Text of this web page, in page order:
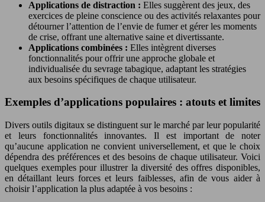
Applications de distraction : Elles suggèrent des jeux, des
exercices de pleine conscience ou des activités relaxantes pour
détourner l’attention de l’envie de fumer et gérer les moments
de crise, offrant une alternative saine et divertissante.
Applications combinées : Elles intègrent diverses
fonctionnalités pour offrir une approche globale et
individualisée du sevrage tabagique, adaptant les stratégies
aux besoins spécifiques de chaque utilisateur.
Exemples d’applications populaires : atouts et limites
Divers outils digitaux se distinguent sur le marché par leur popularité
et leurs fonctionnalités innovantes. Il est important de noter
qu’aucune application ne convient universellement, et que le choix
dépendra des préférences et des besoins de chaque utilisateur. Voici
quelques exemples pour illustrer la diversité des offres disponibles,
en détaillant leurs forces et leurs faiblesses, afin de vous aider à
choisir l’application la plus adaptée à vos besoins :